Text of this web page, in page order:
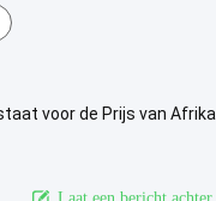
voor de Prijs van Afrika
Laat een bericht achter.